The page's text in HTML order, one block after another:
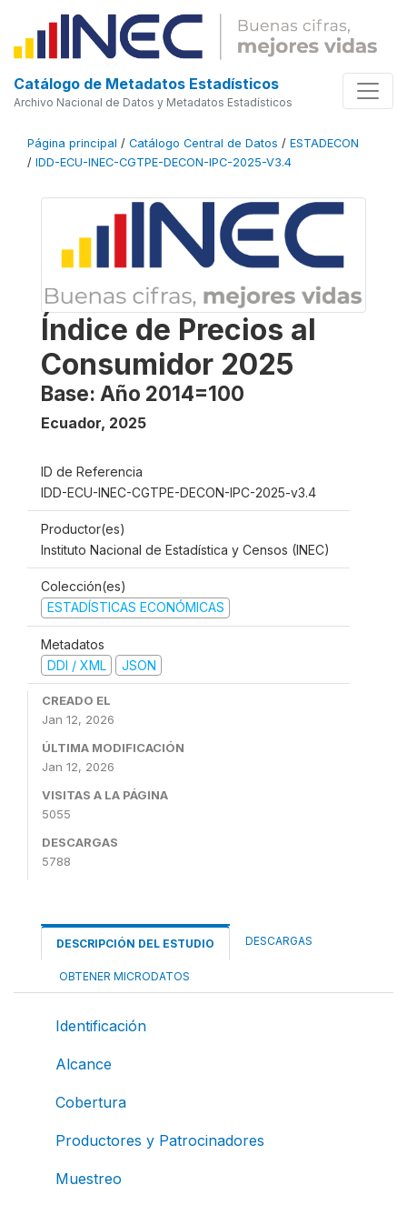
Catálogo de Metadatos Estadísticos
Archivo Nacional de Datos y Metadatos Estadísticos
Página principal / Catálogo Central de Datos / ESTADECON
/ IDD-ECU-INEC-CGTPE-DECON-IPC-2025-V3.4
Índice de Precios al
Consumidor 2025
Base: Año 2014=100
Ecuador, 2025
ID de Referencia
IDD-ECU-INEC-CGTPE-DECON-IPC-2025-v3.4
Productor(es)
Instituto Nacional de Estadística y Censos (INEC)
Colección(es)
ESTADÍSTICAS ECONÓMICAS
Metadatos
DDI / XML
JSON
CREADO EL
Jan 12, 2026
ÚLTIMA MODIFICACIÓN
Jan 12, 2026
VISITAS A LA PÁGINA
5055
DESCARGAS
5788
DESCRIPCIÓN DEL ESTUDIO DESCARGAS
OBTENER MICRODATOS
Identificación
Alcance
Cobertura
Productores y Patrocinadores
Muestreo